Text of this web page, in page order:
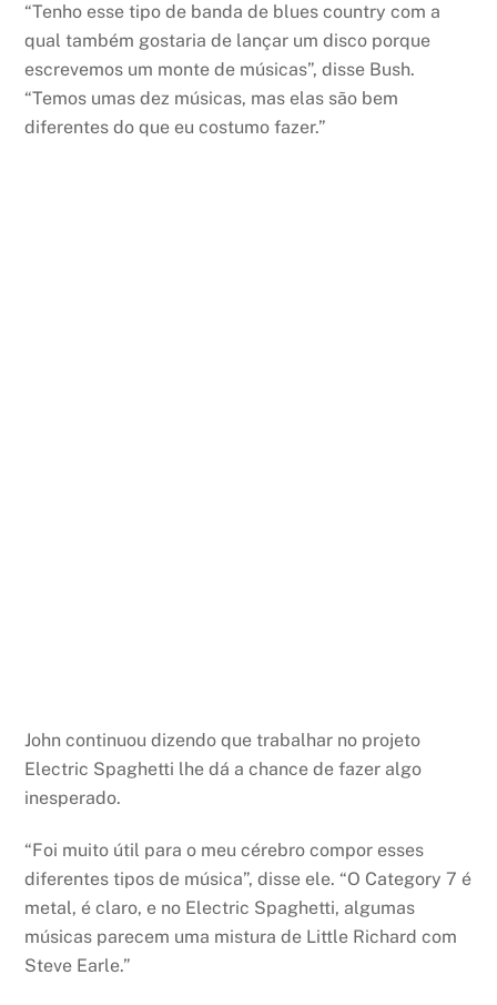
“Tenho esse tipo de banda de blues country com a
qual também gostaria de lançar um disco porque
escrevemos um monte de músicas”, disse Bush.
“Temos umas dez músicas, mas elas são bem
diferentes do que eu costumo fazer.”
John continuou dizendo que trabalhar no projeto
Electric Spaghetti lhe dá a chance de fazer algo
inesperado.
“Foi muito útil para o meu cérebro compor esses
diferentes tipos de música”, disse ele. “O Category 7 é
metal, é claro, e no Electric Spaghetti, algumas
músicas parecem uma mistura de Little Richard com
Steve Earle.”